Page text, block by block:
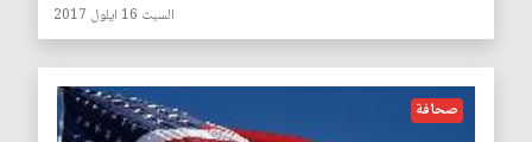
السبت 16 ايلول 2017
صحافة